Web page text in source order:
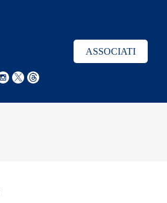
ASSOCIATI